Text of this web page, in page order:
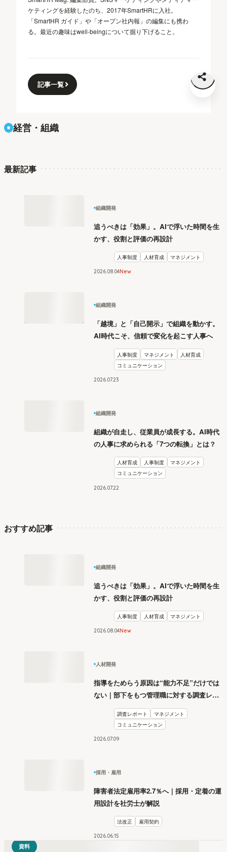
ケティングを経験したのち、2017年SmartHRに入社。
「SmartHR ガイド」や「オープン社内報」の編集にも携わ
る。最近の趣味はwell-beingについて掘り下げること。
記事一覧
経営・組織
最新記事
組織開発
追うべきは「効果」。AIで浮いた時間を生
かす、役割と評価の再設計
人事制度 人材育成 マネジメント
2026.08 04New
組織開発
「越境」と「自己開示」で組織を動かす。
AI時代こそ、信頼で変化を起こす人事へ
人事制度 マネジメント
人材育成
コミュニケーション
2026.0723
組織開発
組織が自走し、従業員が成長する。AI時代
の人事に求められる「7つの転換」とは？
人材育成 人事制度
マネジメント
コミュニケーション
2026 0722
おすすめ記事
組織開発
追うべきは「効果」。AIで浮いた時間を生
かす、役割と評価の再設計
人事制度 人材育成 マネジメント
2026.08 04New
人材開発
指導をためらう原因は“能力不足”だけでは
ない｜部下をもつ管理職に対する調査レポ
調査レポート
マネジメント
コミュニケーション
2026.07 09
採用・雇用
障害者法定雇用率2.7％へ｜採用・定着の運
用設計を社労士が解説
法改正 雇用契約
2026.0615
資料